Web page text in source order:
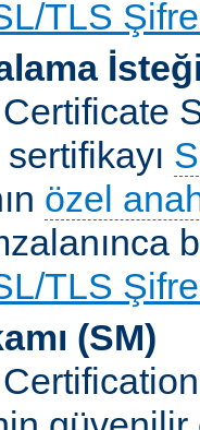
TLS
özel
TLS
(SM)